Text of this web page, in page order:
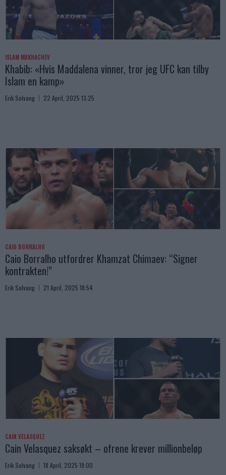
ISLAM MAKHACHEV
Khabib: «Hvis Maddalena vinner, tror jeg UFC kan tilby
Islam en kamp»
Erik Solvang 22 April, 2025 13:25
CAIO BORRALHO
Caio Borralho utfordrer Khamzat Chimaev: “Signer
kontrakten!”
Erik Solvang 21 April, 2025 18:54
CAIN VELASQUEZ
Cain Velasquez saksøkt – ofrene krever millionbeløp
Erik Solvang 18 April, 2025 19:00